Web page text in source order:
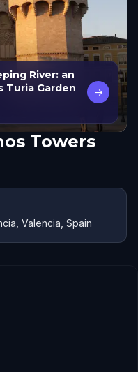
River: an
Turia Garden
→
Towers
Valencia, Spain